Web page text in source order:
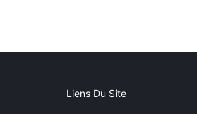
Liens Du Site